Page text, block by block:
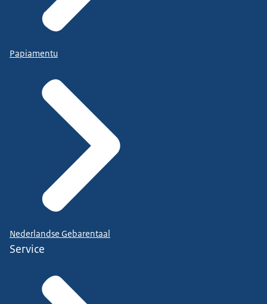
Papiamentu
Nederlandse Gebarentaal
Service